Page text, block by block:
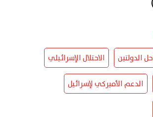
حل الدولتين الاحتلال الإسرائيلي
الدعم الأميركي لإسرائيل